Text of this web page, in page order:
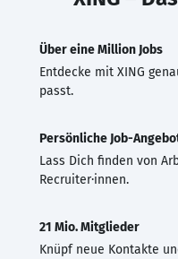
Über eine Million Jobs
Entdecke mit XING
passt.
Persönliche Job-
Lass Dich finden von
Recruiter·innen.
21 Mio. Mitglieder
Knüpf neue Kontakte